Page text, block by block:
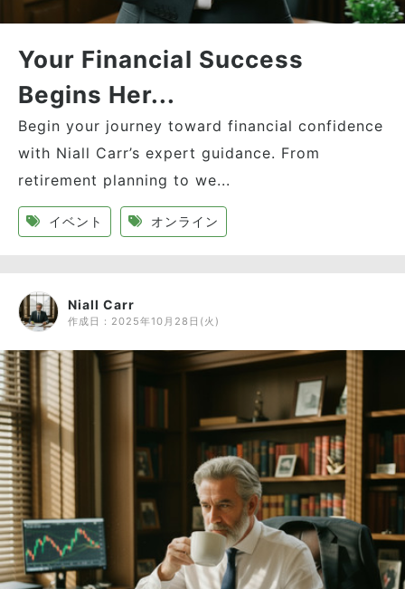
Your Financial Success
Begins Her...
Begin your journey toward financial confidence
with Niall Carr’s expert guidance. From
retirement planning to we...
イベント オンライン
Niall Carr
作成日： 2025年10月28日(火)